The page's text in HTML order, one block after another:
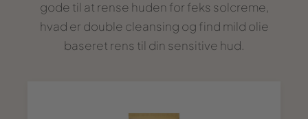
gode til at rense huden for feks solcreme,
hvad er double cleansing og find mild olie
baseret rens til din sensitive hud.